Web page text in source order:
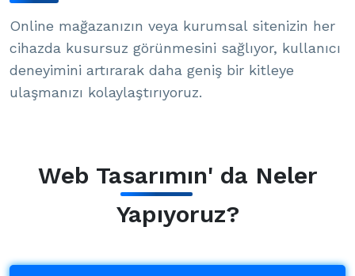
Online mağazanızın veya kurumsal sitenizin her
cihazda kusursuz görünmesini sağlıyor, kullanıcı
deneyimini artırarak daha geniş bir kitleye
ulaşmanızı kolaylaştırıyoruz.
Web Tasarımın' da Neler
Yapıyoruz?